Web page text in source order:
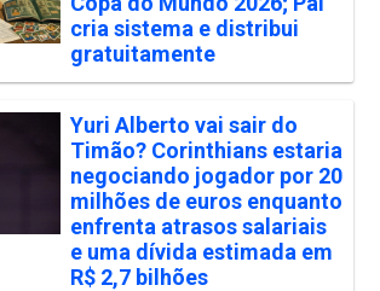
cria sistema e distribui
gratuitamente
Yuri Alberto vai sair do
Timão? Corinthians estaria
negociando jogador por 20
milhões de euros enquanto
enfrenta atrasos salariais
e uma dívida estimada em
R$ 2,7 bilhões